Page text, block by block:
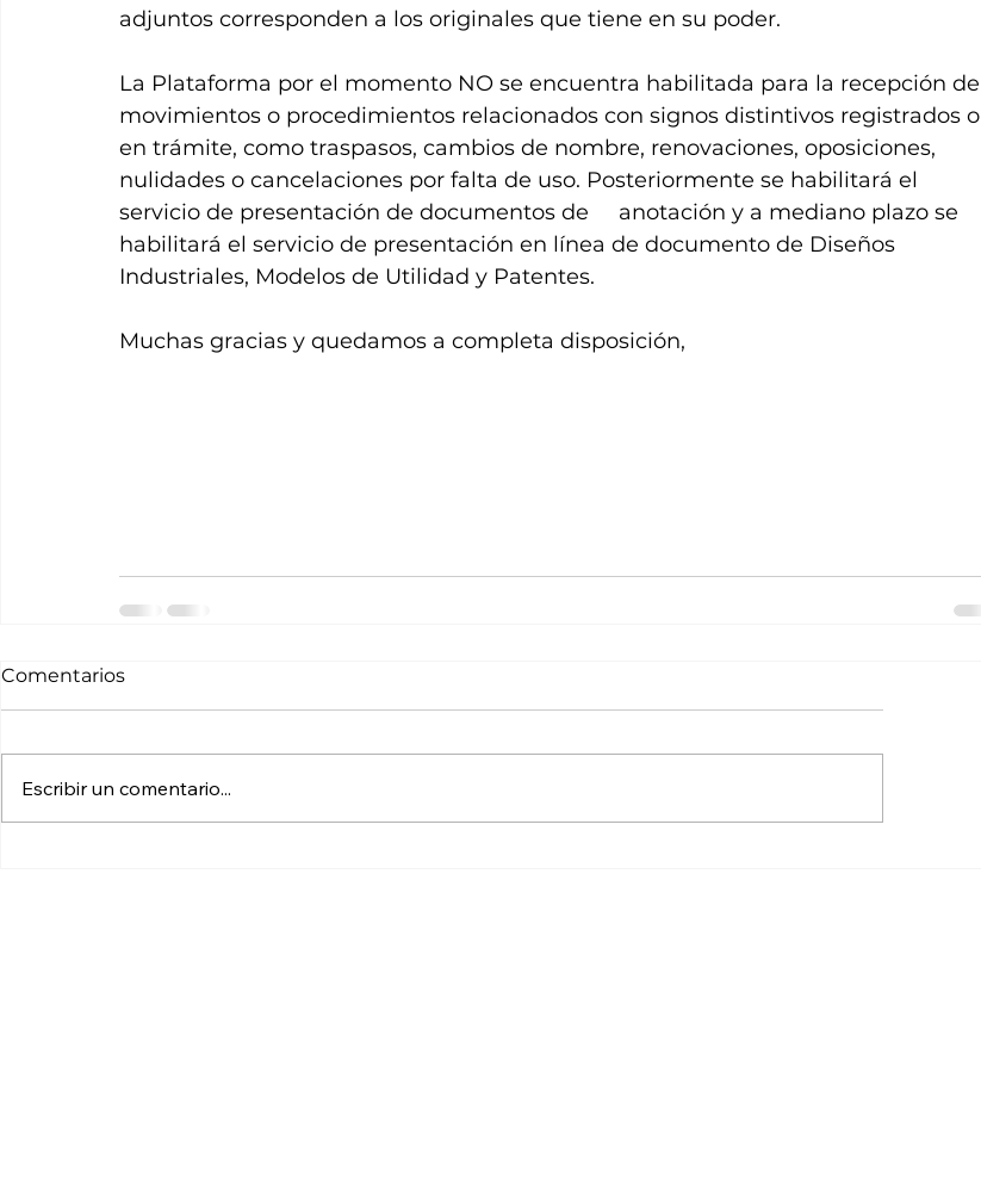
adjuntos corresponden a los originales que tiene en su poder.
La Plataforma por el momento NO se encuentra habilitada para la recepción de
movimientos o procedimientos relacionados con signos distintivos registrados o
en trámite, como traspasos, cambios de nombre, renovaciones, oposiciones,
nulidades o cancelaciones por falta de uso. Posteriormente se habilitará el
servicio de presentación de documentos de     anotación y a mediano plazo se
habilitará el servicio de presentación en línea de documento de Diseños
Industriales, Modelos de Utilidad y Patentes.
Muchas gracias y quedamos a completa disposición,
Comentarios
Escribir un comentario...